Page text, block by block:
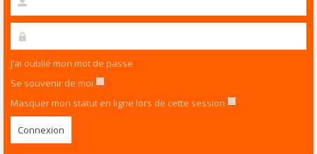
J’ai oublié mon mot de passe
Se souvenir de moi
Masquer mon statut en ligne lors de cette session